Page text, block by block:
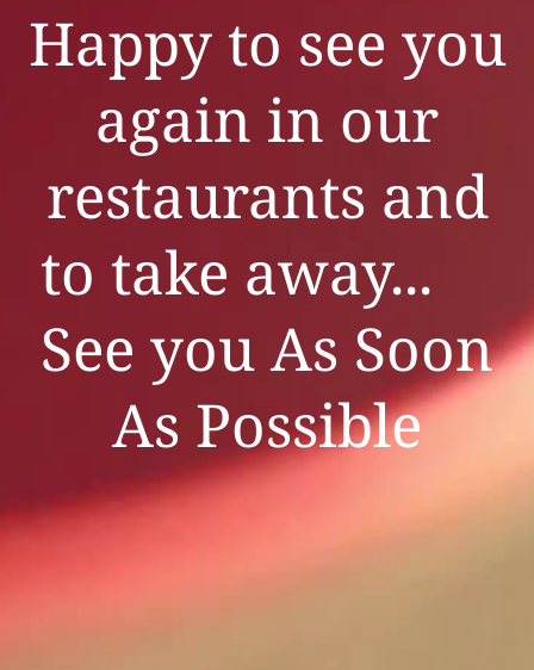
Happy to see you
again in our
restaurants and
to take away...
See you As Soon
As Possible